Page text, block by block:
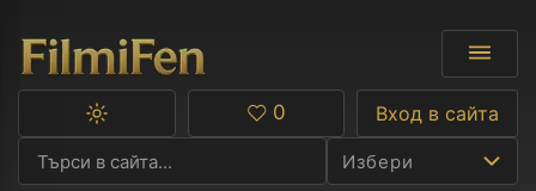
Избери
Превключване
тъмна
Любими
0 Вход в сайта